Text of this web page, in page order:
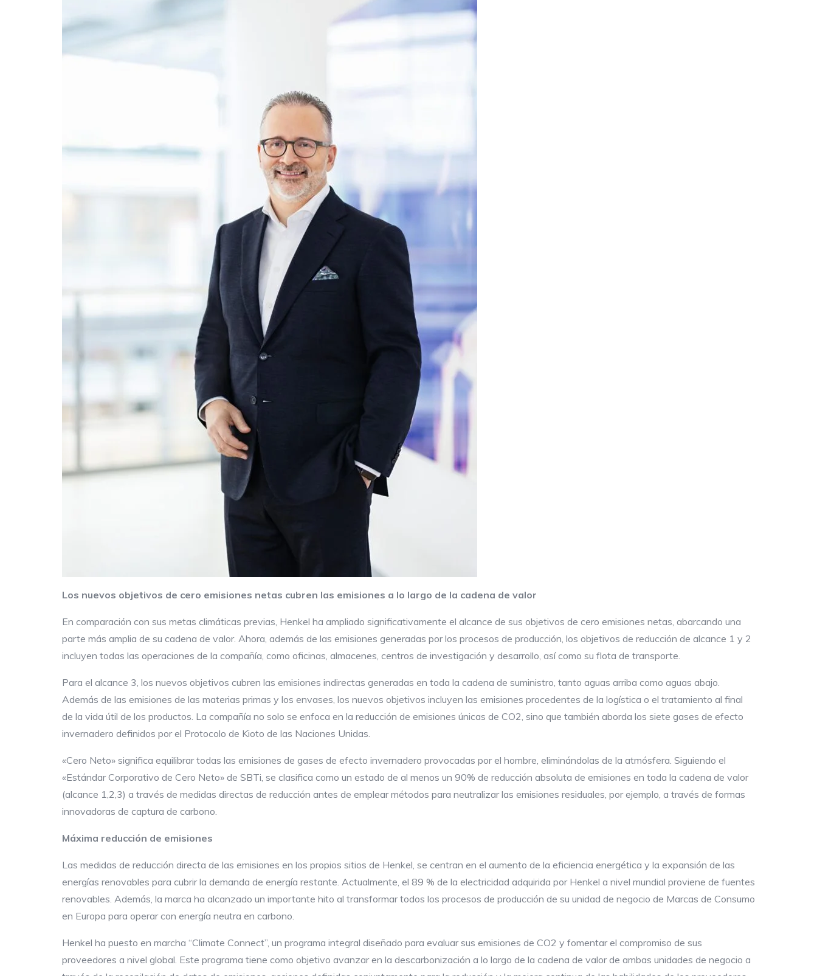
Los nuevos objetivos de cero emisiones netas cubren las emisiones a lo largo de la cadena de valor
En comparación con sus metas climáticas previas, Henkel ha ampliado significativamente el alcance de sus objetivos de cero emisiones netas, abarcando una
parte más amplia de su cadena de valor. Ahora, además de las emisiones generadas por los procesos de producción, los objetivos de reducción de alcance 1 y 2
incluyen todas las operaciones de la compañía, como oficinas, almacenes, centros de investigación y desarrollo, así como su flota de transporte.
Para el alcance 3, los nuevos objetivos cubren las emisiones indirectas generadas en toda la cadena de suministro, tanto aguas arriba como aguas abajo.
Además de las emisiones de las materias primas y los envases, los nuevos objetivos incluyen las emisiones procedentes de la logística o el tratamiento al final
de la vida útil de los productos. La compañía no solo se enfoca en la reducción de emisiones únicas de CO2, sino que también aborda los siete gases de efecto
invernadero definidos por el Protocolo de Kioto de las Naciones Unidas.
«Cero Neto» significa equilibrar todas las emisiones de gases de efecto invernadero provocadas por el hombre, eliminándolas de la atmósfera. Siguiendo el
«Estándar Corporativo de Cero Neto» de SBTi, se clasifica como un estado de al menos un 90% de reducción absoluta de emisiones en toda la cadena de valor
(alcance 1,2,3) a través de medidas directas de reducción antes de emplear métodos para neutralizar las emisiones residuales, por ejemplo, a través de formas
innovadoras de captura de carbono.
Máxima reducción de emisiones
Las medidas de reducción directa de las emisiones en los propios sitios de Henkel, se centran en el aumento de la eficiencia energética y la expansión de las
energías renovables para cubrir la demanda de energía restante. Actualmente, el 89 % de la electricidad adquirida por Henkel a nivel mundial proviene de fuentes
renovables. Además, la marca ha alcanzado un importante hito al transformar todos los procesos de producción de su unidad de negocio de Marcas de Consumo
en Europa para operar con energía neutra en carbono.
Henkel ha puesto en marcha “Climate Connect”, un programa integral diseñado para evaluar sus emisiones de CO2 y fomentar el compromiso de sus
proveedores a nivel global. Este programa tiene como objetivo avanzar en la descarbonización a lo largo de la cadena de valor de ambas unidades de negocio a